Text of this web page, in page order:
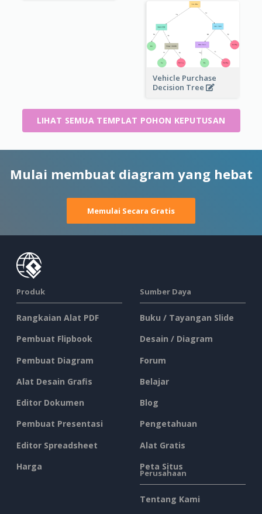
Vehicle Purchase
Decision Tree
LIHAT SEMUA TEMPLAT POHON KEPUTUSAN
Mulai membuat diagram yang hebat
Memulai Secara Gratis
Produk
Rangkaian Alat PDF
Pembuat Flipbook
Pembuat Diagram
Alat Desain Grafis
Editor Dokumen
Pembuat Presentasi
Editor Spreadsheet
Harga
Sumber Daya
Buku / Tayangan Slide
Desain / Diagram
Forum
Belajar
Blog
Pengetahuan
Alat Gratis
Peta Situs
Perusahaan
Tentang Kami